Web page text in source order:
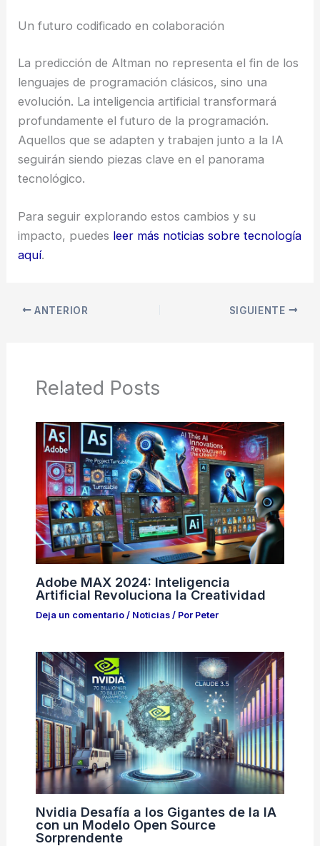
Un futuro codificado en colaboración
La predicción de Altman no representa el fin de los
lenguajes de programación clásicos, sino una
evolución. La inteligencia artificial transformará
profundamente el futuro de la programación.
Aquellos que se adapten y trabajen junto a la IA
seguirán siendo piezas clave en el panorama
tecnológico.
Para seguir explorando estos cambios y su
impacto, puedes leer más noticias sobre tecnología
aquí.
ANTERIOR SIGUIENTE
Related Posts
Adobe MAX 2024: Inteligencia
Artificial Revoluciona la Creatividad
Deja un comentario / Noticias/ Por Peter
Nvidia Desafía a los Gigantes de la IA
con un Modelo Open Source
Sorprendente